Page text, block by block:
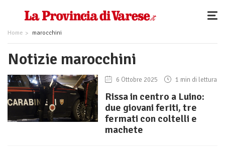
Home marocchini
Notizie marocchini
6 Ottobre 2025 1 min di lettura
Rissa in centro a Luino:
due giovani feriti, tre
fermati con coltelli e
machete